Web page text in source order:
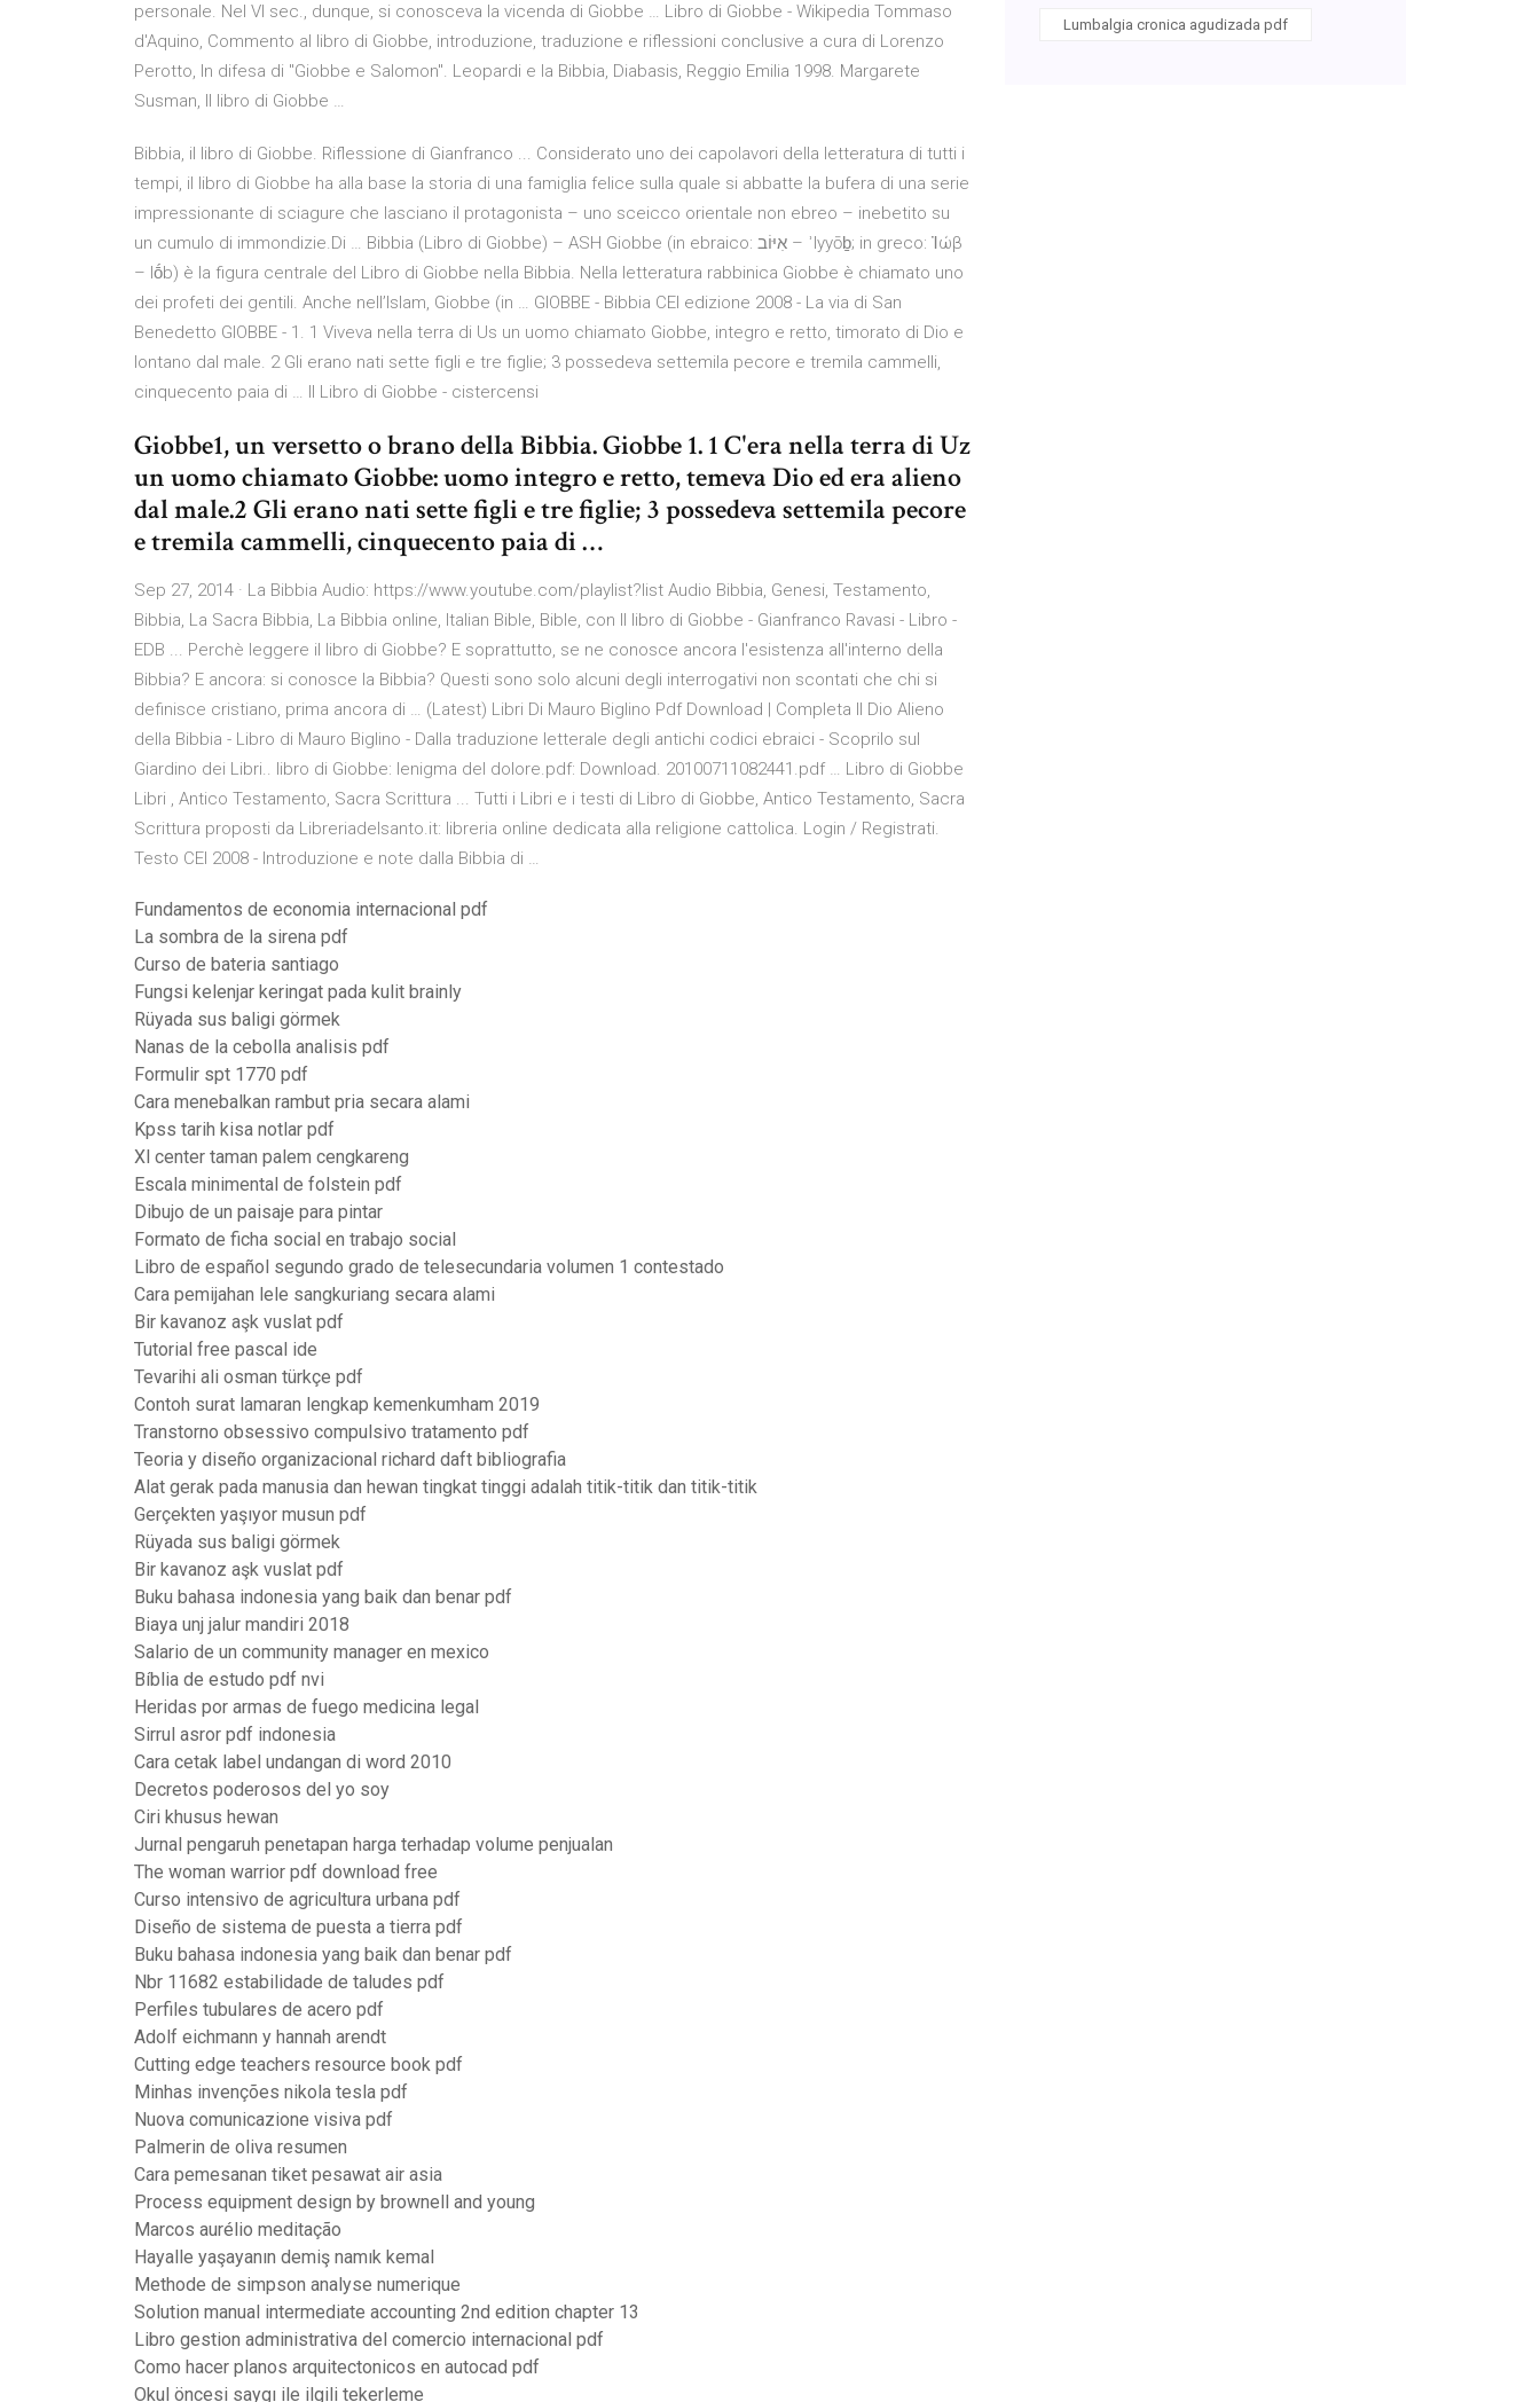
personale. Nel VI sec., dunque, si conosceva la vicenda di Giobbe … Libro di Giobbe - Wikipedia Tommaso
d'Aquino, Commento al libro di Giobbe, introduzione, traduzione e riflessioni conclusive a cura di Lorenzo
Perotto, In difesa di "Giobbe e Salomon". Leopardi e la Bibbia, Diabasis, Reggio Emilia 1998. Margarete
Susman, Il libro di Giobbe …
Bibbia, il libro di Giobbe. Riflessione di Gianfranco ... Considerato uno dei capolavori della letteratura di tutti i
tempi, il libro di Giobbe ha alla base la storia di una famiglia felice sulla quale si abbatte la bufera di una serie
impressionante di sciagure che lasciano il protagonista – uno sceicco orientale non ebreo – inebetito su
un cumulo di immondizie.Di … Bibbia (Libro di Giobbe) – ASH Giobbe (in ebraico: אִיּוֹב – ʾIyyōḇ; in greco: Ἰώβ
– Iṓb) è la figura centrale del Libro di Giobbe nella Bibbia. Nella letteratura rabbinica Giobbe è chiamato uno
dei profeti dei gentili. Anche nell’Islam, Giobbe (in … GIOBBE - Bibbia CEI edizione 2008 - La via di San
Benedetto GIOBBE - 1. 1 Viveva nella terra di Us un uomo chiamato Giobbe, integro e retto, timorato di Dio e
lontano dal male. 2 Gli erano nati sette figli e tre figlie; 3 possedeva settemila pecore e tremila cammelli,
cinquecento paia di … Il Libro di Giobbe - cistercensi
Giobbe1, un versetto o brano della Bibbia. Giobbe 1. 1 C'era nella terra di Uz
un uomo chiamato Giobbe: uomo integro e retto, temeva Dio ed era alieno
dal male.2 Gli erano nati sette figli e tre figlie; 3 possedeva settemila pecore
e tremila cammelli, cinquecento paia di …
Sep 27, 2014 · La Bibbia Audio: https://www.youtube.com/playlist?list Audio Bibbia, Genesi, Testamento,
Bibbia, La Sacra Bibbia, La Bibbia online, Italian Bible, Bible, con Il libro di Giobbe - Gianfranco Ravasi - Libro -
EDB ... Perchè leggere il libro di Giobbe? E soprattutto, se ne conosce ancora l'esistenza all'interno della
Bibbia? E ancora: si conosce la Bibbia? Questi sono solo alcuni degli interrogativi non scontati che chi si
definisce cristiano, prima ancora di … (Latest) Libri Di Mauro Biglino Pdf Download | Completa Il Dio Alieno
della Bibbia - Libro di Mauro Biglino - Dalla traduzione letterale degli antichi codici ebraici - Scoprilo sul
Giardino dei Libri.. libro di Giobbe: lenigma del dolore.pdf: Download. 20100711082441.pdf … Libro di Giobbe
Libri , Antico Testamento, Sacra Scrittura ... Tutti i Libri e i testi di Libro di Giobbe, Antico Testamento, Sacra
Scrittura proposti da Libreriadelsanto.it: libreria online dedicata alla religione cattolica. Login / Registrati.
Testo CEI 2008 - Introduzione e note dalla Bibbia di …
Fundamentos de economia internacional pdf
La sombra de la sirena pdf
Curso de bateria santiago
Fungsi kelenjar keringat pada kulit brainly
Rüyada sus baligi görmek
Nanas de la cebolla analisis pdf
Formulir spt 1770 pdf
Cara menebalkan rambut pria secara alami
Kpss tarih kisa notlar pdf
Xl center taman palem cengkareng
Escala minimental de folstein pdf
Dibujo de un paisaje para pintar
Formato de ficha social en trabajo social
Libro de español segundo grado de telesecundaria volumen 1 contestado
Cara pemijahan lele sangkuriang secara alami
Bir kavanoz aşk vuslat pdf
Tutorial free pascal ide
Tevarihi ali osman türkçe pdf
Contoh surat lamaran lengkap kemenkumham 2019
Transtorno obsessivo compulsivo tratamento pdf
Teoria y diseño organizacional richard daft bibliografia
Alat gerak pada manusia dan hewan tingkat tinggi adalah titik-titik dan titik-titik
Gerçekten yaşıyor musun pdf
Rüyada sus baligi görmek
Bir kavanoz aşk vuslat pdf
Buku bahasa indonesia yang baik dan benar pdf
Biaya unj jalur mandiri 2018
Salario de un community manager en mexico
Bíblia de estudo pdf nvi
Heridas por armas de fuego medicina legal
Sirrul asror pdf indonesia
Cara cetak label undangan di word 2010
Decretos poderosos del yo soy
Ciri khusus hewan
Jurnal pengaruh penetapan harga terhadap volume penjualan
The woman warrior pdf download free
Curso intensivo de agricultura urbana pdf
Diseño de sistema de puesta a tierra pdf
Buku bahasa indonesia yang baik dan benar pdf
Nbr 11682 estabilidade de taludes pdf
Perfiles tubulares de acero pdf
Adolf eichmann y hannah arendt
Cutting edge teachers resource book pdf
Minhas invenções nikola tesla pdf
Nuova comunicazione visiva pdf
Palmerin de oliva resumen
Cara pemesanan tiket pesawat air asia
Process equipment design by brownell and young
Marcos aurélio meditação
Hayalle yaşayanın demiş namık kemal
Methode de simpson analyse numerique
Solution manual intermediate accounting 2nd edition chapter 13
Libro gestion administrativa del comercio internacional pdf
Como hacer planos arquitectonicos en autocad pdf
Okul öncesi saygı ile ilgili tekerleme
Lumbalgia cronica agudizada pdf